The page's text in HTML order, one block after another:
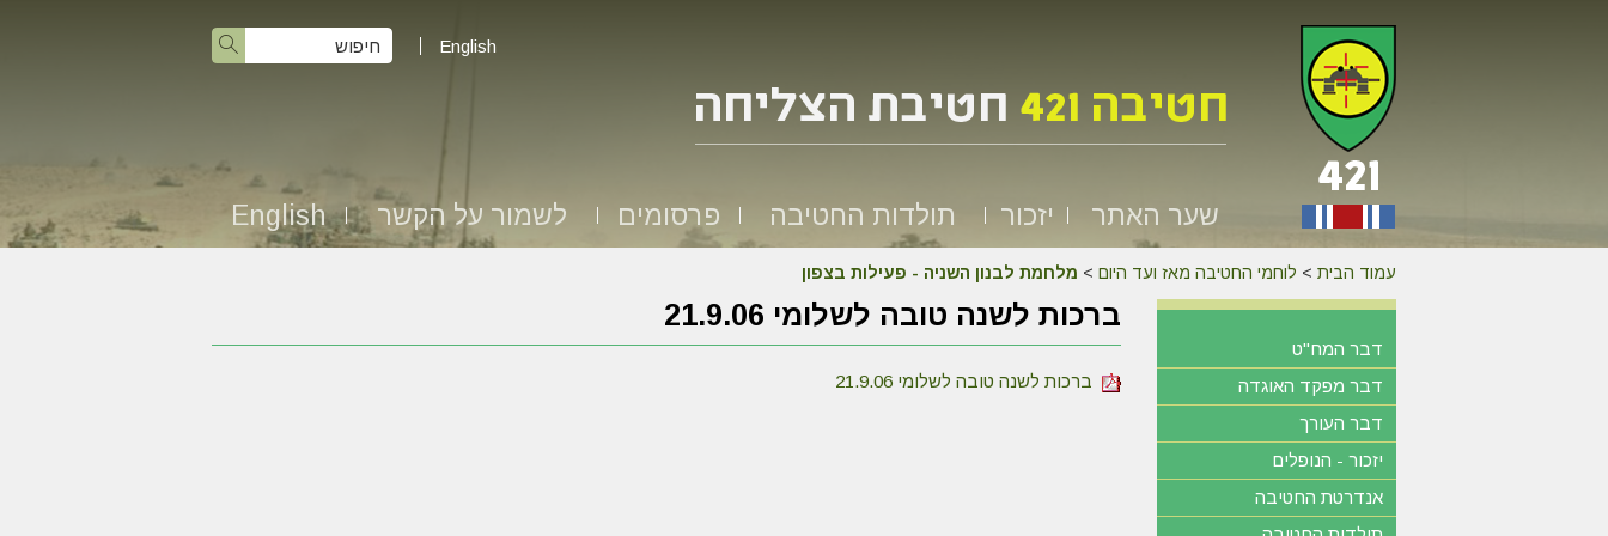
English
שער האתר יזכור תולדות החטיבה פרסומים לשמור על הקשר English
עמוד הבית > לוחמי החטיבה מאז ועד היום > מלחמת לבנון השניה - פעילות בצפון
ברכות לשנה טובה לשלומי 21.9.06
ברכות לשנה טובה לשלומי 21.9.06
דבר המח"ט
דבר מפקד האוגדה
דבר העורך
יזכור - הנופלים
אנדרטת החטיבה